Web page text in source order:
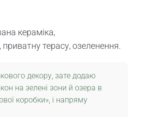
кераміка,
терасу, озеленення.
декору, зате додаю
на зелені зони й озера в
коробки», і напряму